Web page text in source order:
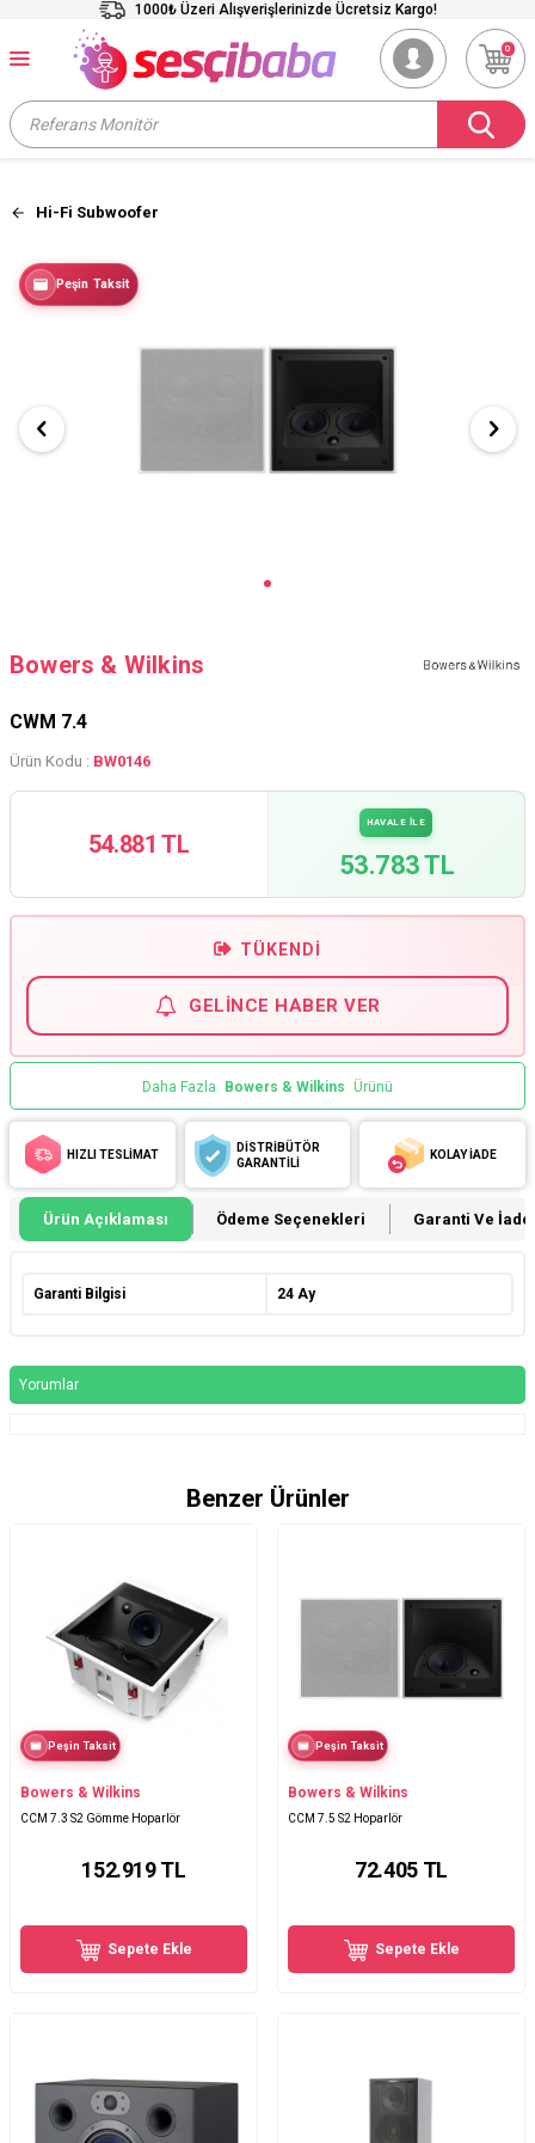
1000₺ Üzeri Alışverişlerinizde Ücretsiz Kargo!
0
Hi-Fi Subwoofer
Peşin Taksit
Bowers & Wilkins
CWM 7.4
Ürün Kodu : BW0146
54.881 TL
HAVALE İLE
53.783 TL
TÜKENDI
GELINCE HABER VER
Daha Fazla Bowers & Wilkins Ürünü
HIZLI TESLİMAT
DİSTRİBÜTÖR
GARANTİLİ
KOLAY İADE
Ürün Açıklaması Ödeme Seçenekleri Garanti Ve İade
Garanti Bilgisi 24 Ay
Yorumlar
Benzer Ürünler
Peşin Taksit
Bowers & Wilkins
CCM 7.3 S2 Gömme Hoparlör
152.919TL
Sepete Ekle
Peşin Taksit
Bowers & Wilkins
CCM 7.5 S2 Hoparlör
72.405TL
Sepete Ekle